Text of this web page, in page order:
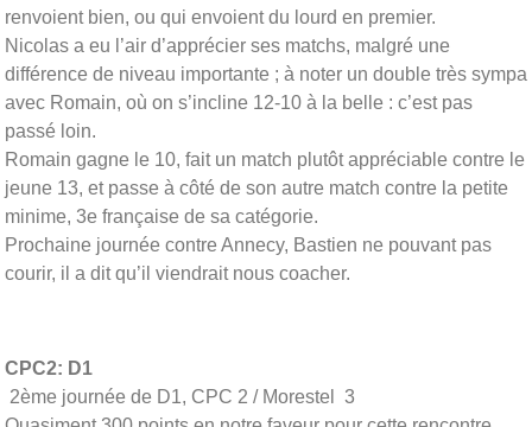
renvoient bien, ou qui envoient du lourd en premier.
Nicolas a eu l’air d’apprécier ses matchs, malgré une
différence de niveau importante ; à noter un double très sympa
avec Romain, où on s’incline 12-10 à la belle : c’est pas
passé loin.
Romain gagne le 10, fait un match plutôt appréciable contre le
jeune 13, et passe à côté de son autre match contre la petite
minime, 3e française de sa catégorie.
Prochaine journée contre Annecy, Bastien ne pouvant pas
courir, il a dit qu’il viendrait nous coacher.
CPC2: D1
2ème journée de D1, CPC 2 / Morestel 3